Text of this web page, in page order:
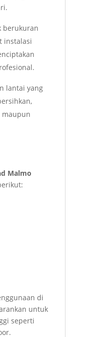
berukuran
instalasi
lantai yang
maupun
Malmo
di
untuk
seperti